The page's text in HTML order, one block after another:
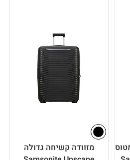
מזוודה קשיחה גדולה